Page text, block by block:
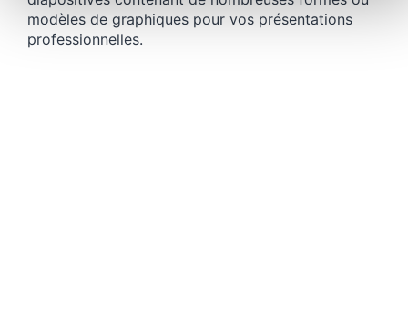
modèles de graphiques pour vos présentations
professionnelles.